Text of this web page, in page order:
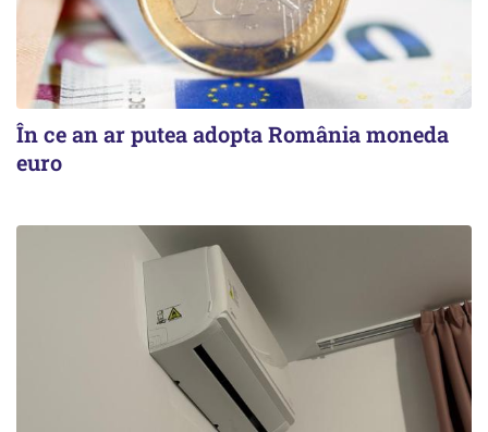
În ce an ar putea adopta România moneda
euro